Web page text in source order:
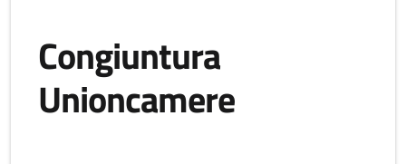
Congiuntura
Unioncamere